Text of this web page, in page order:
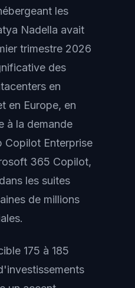
les
Nadella avait
trimestre 2026
des
en
en Europe, en
à la demande
Copilot Enterprise
365 Copilot,
les suites
de millions
175 à 185